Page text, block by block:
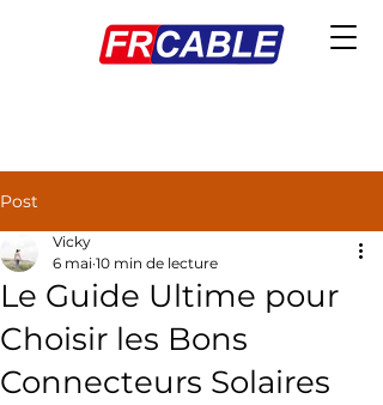
Post
Le Guide Ultime pour
Choisir les Bons
Connecteurs Solaires
Vicky
6 mai 10 min de lecture